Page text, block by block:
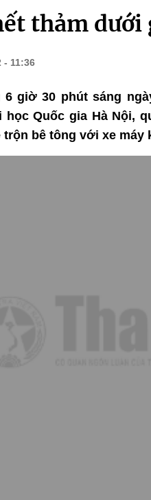
thảm dưới
- 11:36
6 giờ 30 phút sáng
Quốc gia Hà Nội,
bê tông với xe máy